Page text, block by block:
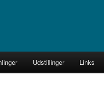
Udstillinger Links